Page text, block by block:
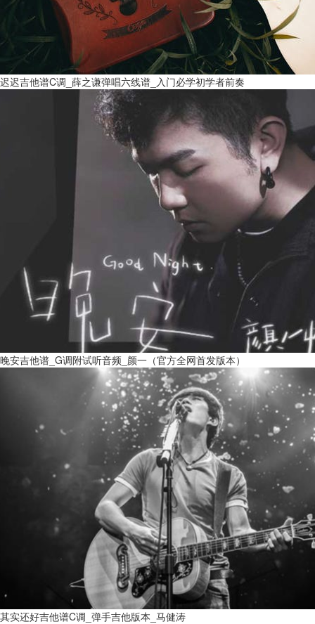
迟迟吉他谱C调_薛之谦弹唱六线谱_入门必学初学者前奏
晚安吉他谱_G调附试听音频_颜一（官方全网首发版本）
其实还好吉他谱C调_弹手吉他版本_马健涛